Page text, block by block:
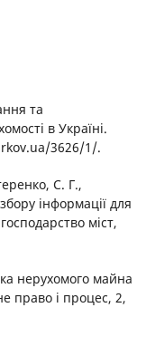
та
в Україні.
3626/1/.
С. Г.,
інформації для
міст,
нерухомого майна
право і процес, 2,